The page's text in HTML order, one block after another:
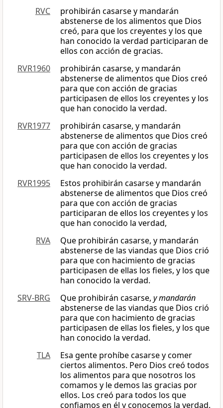
RVC
prohibirán casarse y mandarán
abstenerse de los alimentos que Dios
creó, para que los creyentes y los que
han conocido la verdad participaran de
ellos con acción de gracias.
RVR1960
prohibirán casarse, y mandarán
abstenerse de alimentos que Dios creó
para que con acción de gracias
participasen de ellos los creyentes y los
que han conocido la verdad.
RVR1977
prohibirán casarse, y mandarán
abstenerse de alimentos que Dios creó
para que con acción de gracias
participasen de ellos los creyentes y los
que han conocido la verdad.
RVR1995
Estos prohibirán casarse y mandarán
abstenerse de alimentos que Dios creó
para que con acción de gracias
participaran de ellos los creyentes y los
que han conocido la verdad,
RVA
Que prohibirán casarse, y mandarán
abstenerse de las viandas que Dios crió
para que con hacimiento de gracias
participasen de ellas los fieles, y los que
han conocido la verdad.
SRV-BRG
Que prohibirán casarse, y mandarán
abstenerse de las viandas que Dios crió
para que con hacimiento de gracias
participasen de ellas los fieles, y los que
han conocido la verdad.
TLA
Esa gente prohíbe casarse y comer
ciertos alimentos. Pero Dios creó todos
los alimentos para que nosotros los
comamos y le demos las gracias por
ellos. Los creó para todos los que
confiamos en él y conocemos la verdad.